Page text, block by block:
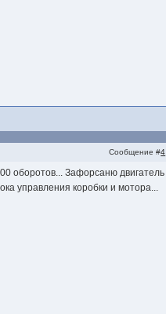
Сообщение #4
оборотов... Зафорсаню двигатель
управления коробки и мотора...